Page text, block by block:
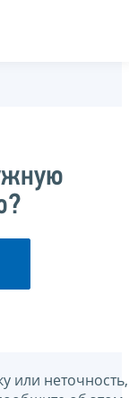
или неточность,